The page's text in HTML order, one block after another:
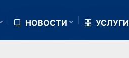
НОВОСТИ УСЛУГИ